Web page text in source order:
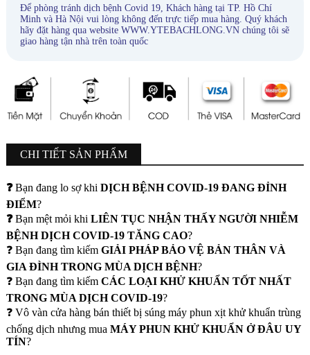
Để phòng tránh dịch bệnh Covid 19, Khách hàng tại TP. Hồ Chí
Minh và Hà Nội vui lòng không đến trực tiếp mua hàng. Quý khách
hãy đặt hàng qua website WWW.YTEBACHLONG.VN chúng tôi sẽ
giao hàng tận nhà trên toàn quốc
CHI TIẾT SẢN PHẨM
❓Bạn đang lo sợ khi DỊCH BỆNH COVID-19 ĐANG ĐỈNH
ĐIỂM?
❓Bạn mệt mỏi khi LIÊN TỤC NHẬN THẤY NGƯỜI NHIỄM
BỆNH DỊCH COVID-19 TĂNG CAO?
❓ Bạn đang tìm kiếm GIẢI PHÁP BẢO VỆ BẢN THÂN VÀ
GIA ĐÌNH TRONG MÙA DỊCH BỆNH?
❓ Bạn đang tìm kiếm CÁC LOẠI KHỬ KHUẨN TỐT NHẤT
TRONG MÙA DỊCH COVID-19?
❓ Vô vàn cửa hàng bán thiết bị súng máy phun xịt khử khuẩn trùng
chống dịch nhưng mua MÁY PHUN KHỬ KHUẨN Ở ĐÂU UY
TÍN?